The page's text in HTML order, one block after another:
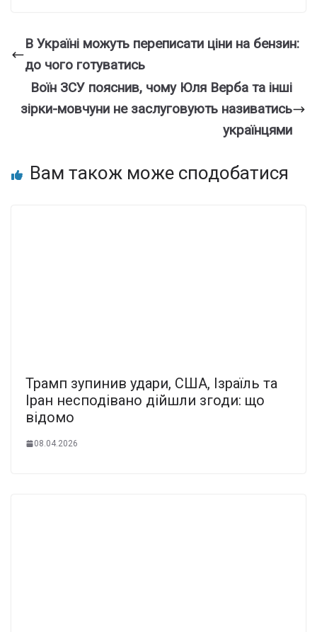
В Україні можуть переписати ціни на бензин:
до чого готуватись
Воїн ЗСУ пояснив, чому Юля Верба та інші
зірки-мовчуни не заслуговують називатись
українцями
Вам також може сподобатися
Трамп зупинив удари, США, Ізраїль та
Іран несподівано дійшли згоди: що
відомо
08.04.2026